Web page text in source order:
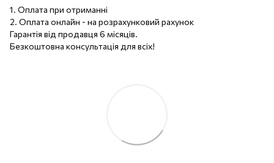
1. Оплата при отриманні
2. Оплата онлайн - на розрахунковий рахунок
Гарантія від продавця 6 місяців.
Безкоштовна консультація для всіх!